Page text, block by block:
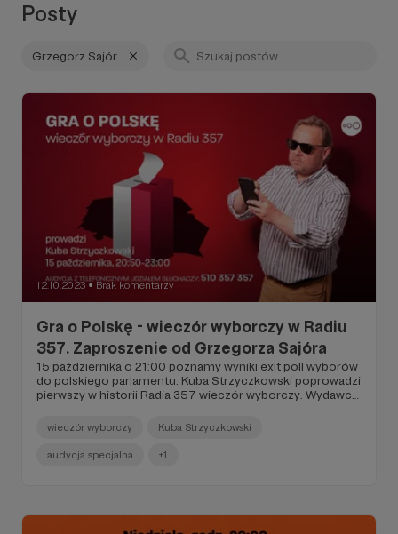
Posty
Grzegorz Sajór
12.10.2023 ● Brak komentarzy
Gra o Polskę - wieczór wyborczy w Radiu
357. Zaproszenie od Grzegorza Sajóra
15 października o 21:00 poznamy wyniki exit poll wyborów
do polskiego parlamentu. Kuba Strzyczkowski poprowadzi
pierwszy w historii Radia 357 wieczór wyborczy. Wydawca
najważniejsze informacje na jej temat. Zapraszamy do
wieczór wyborczy Kuba Strzyczkowski
audycja specjalna +1